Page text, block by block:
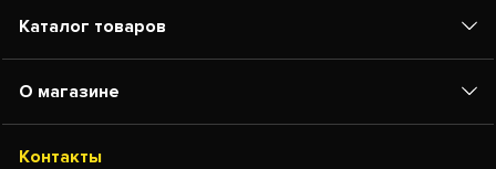
Каталог товаров
О магазине
Контакты